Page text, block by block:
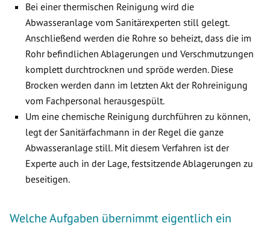
Bei einer thermischen Reinigung wird die
Abwasseranlage vom Sanitärexperten still gelegt.
Anschließend werden die Rohre so beheizt, dass die im
Rohr befindlichen Ablagerungen und Verschmutzungen
komplett durchtrocknen und spröde werden. Diese
Brocken werden dann im letzten Akt der Rohreinigung
vom Fachpersonal herausgespült.
Um eine chemische Reinigung durchführen zu können,
legt der Sanitärfachmann in der Regel die ganze
Abwasseranlage still. Mit diesem Verfahren ist der
Experte auch in der Lage, festsitzende Ablagerungen zu
beseitigen.
Welche Aufgaben übernimmt eigentlich ein